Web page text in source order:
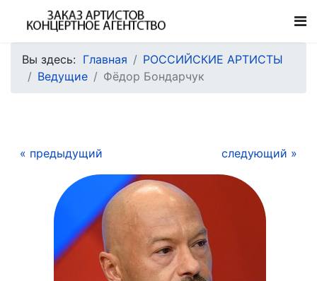
Вы здесь: Главная
РОССИЙСКИЕ АРТИСТЫ
Ведущие
Фёдор Бондарчук
« предыдущий следующий »